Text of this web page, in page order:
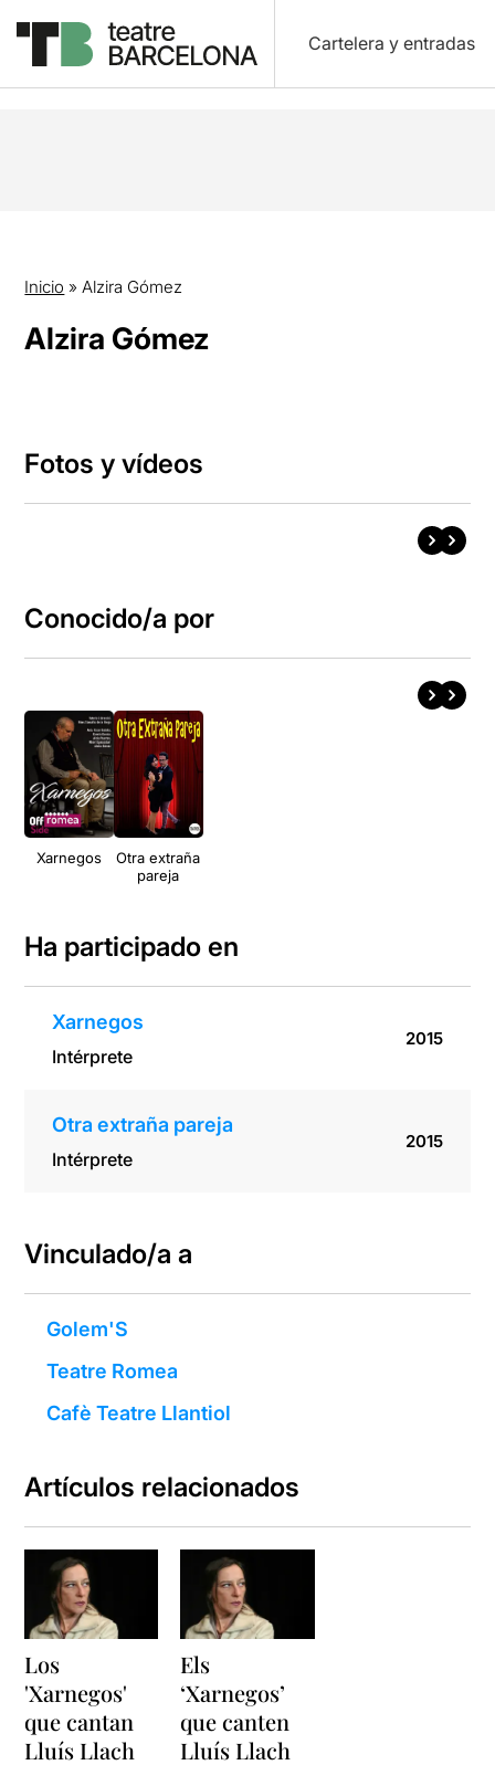
Cartelera y entradas
Inicio »Alzira Gómez
Alzira Gómez
Fotos y vídeos
Conocido/a por
Xarnegos
Otra extraña
pareja
Ha participado en
Xarnegos
Intérprete
2015
Otra extraña pareja
Intérprete
2015
Vinculado/a a
Golem'S
Teatre Romea
Cafè Teatre Llantiol
Artículos relacionados
Los
'Xarnegos'
que cantan
Lluís Llach
Els
‘Xarnegos’
que canten
Lluís Llach